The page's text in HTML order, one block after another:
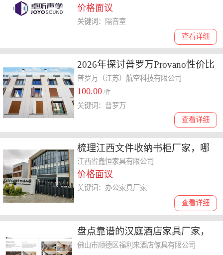
价格面议
查看详细
关键词：隔音室
2026年探讨普罗万Provano性价比
好不好，了解核心团队与合作模
式
普罗万（江苏）航空科技有限公司
100.00 /件
查看详细
关键词：普罗万
梳理江西文件收纳书柜厂家，哪
家口碑和性价比都在线
江西省鑫恒家具有限公司
价格面议
查看详细
关键词：办公家具厂家
盘点靠谱的汉庭酒店家具厂家，
告诉你哪家好用
佛山市顺德区福利来酒店傢具有限公司